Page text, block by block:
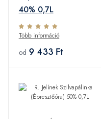
40% 0,7L
Több információ
od 9 433 Ft